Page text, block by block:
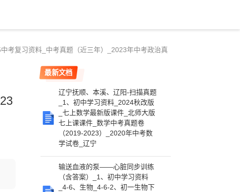
考复习资料_中考真题（近三年）_2023年中考政治真
最新文档
辽宁抚顺、本溪、辽阳-扫描真题
_1、初中学习资料_2024秋改版
_七上数学最新版课件_北师大版
七上课课件_数学中考真题卷
（2019-2023）_2020年中考数
学试卷_辽宁
输送血液的泵——心脏同步训练
（含答案）_1、初中学习资料
_4-6、生物_4-6-2、初一生物下